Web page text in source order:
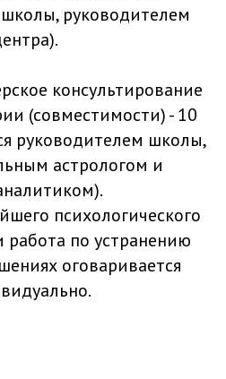
руководителем
консультирование
(совместимости) - 10
руководителем школы,
астрологом и
психологического
по устранению
оговаривается